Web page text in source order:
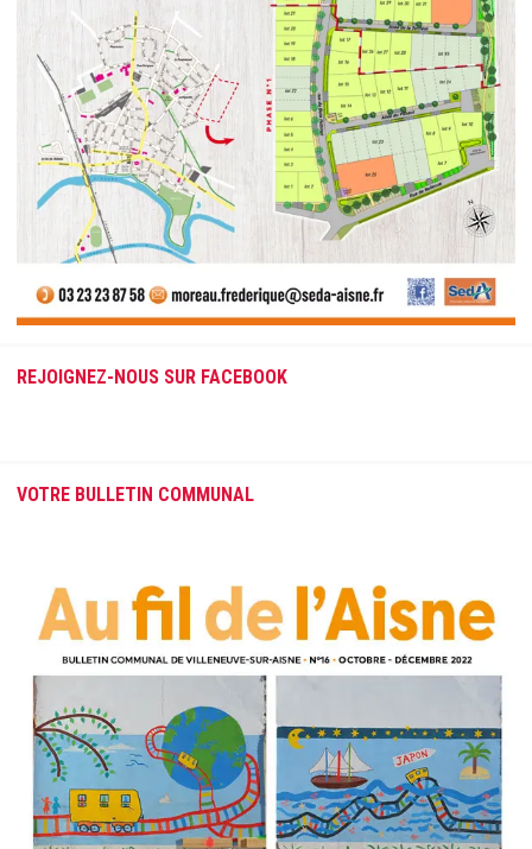
REJOIGNEZ-NOUS SUR FACEBOOK
VOTRE BULLETIN COMMUNAL